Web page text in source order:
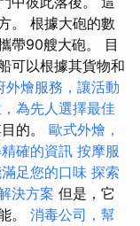
。 根據大砲的數
帶90艘大砲。 目
可以根據其貨物和
外燴服務，讓活動
為先人選擇最佳
的。 歐式外燴，
確的資訊 按摩服
足您的口味 探索
決方案 但是，它
。 消毒公司，幫